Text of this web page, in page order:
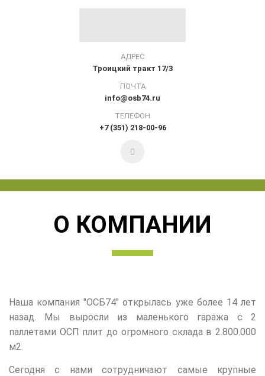
АДРЕС
Троицкий тракт 17/3
ПОЧТА
info@osb74.ru
ТЕЛЕФОН
+7 (351) 218-00-96
О КОМПАНИИ
Наша компания "ОСБ74" открылась уже более 14 лет
назад. Мы выросли из маленького гаража с 2
паллетами ОСП плит до огромного склада в 2.800.000
м2.
Сегодня с нами сотрудничают самые крупные